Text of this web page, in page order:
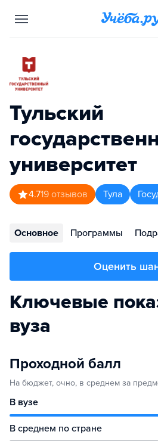
Тульский
университет
4.719 отзывов Тула
Основное Программы
Оценить
Ключевые
вуза
Проходной балл
На бюджет, очно, в среднем за
В вузе
В среднем по стране